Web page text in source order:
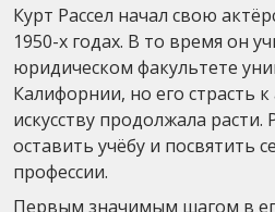
Курт Рассел начал свою
1950-х годах. В то время он
юридическом факультете
Калифорнии, но его страсть
искусству продолжала расти.
оставить учёбу и посвятить
профессии.
Первым значимым шагом в